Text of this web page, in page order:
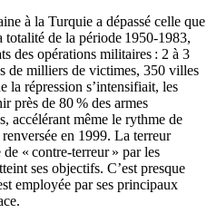
à la Turquie a dépassé celle que
totalité de la période 1950-1983,
des opérations militaires : 2 à 3
de milliers de victimes, 350 villes
la répression s’intensifiait, les
près de 80 % des armes
accélérant même le rythme de
en 1999. La terreur
« contre-terreur » par les
ses objectifs. C’est presque
employée par ses principaux